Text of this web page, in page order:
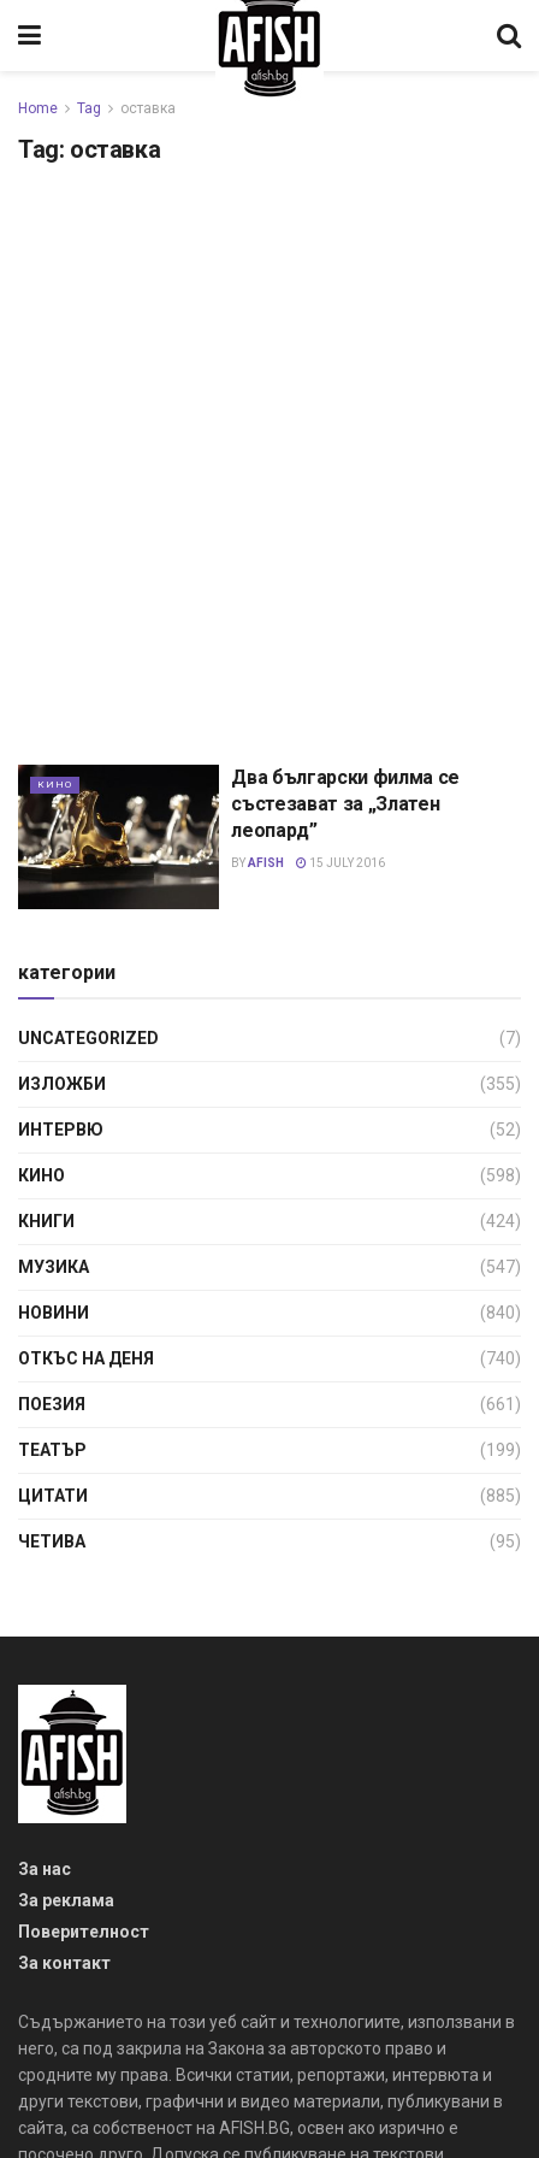
Home Tag оставка
Tag: оставка
КИНО
Два български филма се
състезават за „Златен
леопард”
BYAFISH 15 JULY 2016
категории
UNCATEGORIZED (7)
ИЗЛОЖБИ (355)
ИНТЕРВЮ (52)
КИНО (598)
КНИГИ (424)
МУЗИКА (547)
НОВИНИ (840)
ОТКЪС НА ДЕНЯ (740)
ПОЕЗИЯ (661)
ТЕАТЪР (199)
ЦИТАТИ (885)
ЧЕТИВА (95)
За нас
За реклама
Поверителност
За контакт
Съдържанието на този уеб сайт и технологиите, използвани в
него, са под закрила на Закона за авторското право и
сродните му права. Всички статии, репортажи, интервюта и
други текстови, графични и видео материали, публикувани в
сайта, са собственост на AFISH.BG, освен ако изрично е
посочено друго. Допуска се публикуване на текстови